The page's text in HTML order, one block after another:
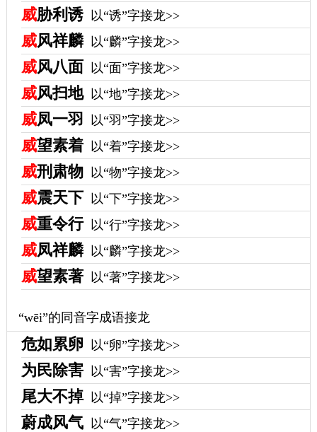
威胁利诱 以“诱”字接龙>>
威风祥麟 以“麟”字接龙>>
威风八面 以“面”字接龙>>
威风扫地 以“地”字接龙>>
威凤一羽 以“羽”字接龙>>
威望素着 以“着”字接龙>>
威刑肃物 以“物”字接龙>>
威震天下 以“下”字接龙>>
威重令行 以“行”字接龙>>
威凤祥麟 以“麟”字接龙>>
威望素著 以“著”字接龙>>
“wēi”的同音字成语接龙
危如累卵 以“卵”字接龙>>
为民除害 以“害”字接龙>>
尾大不掉 以“掉”字接龙>>
蔚成风气 以“气”字接龙>>